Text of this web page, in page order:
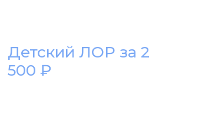
Детский ЛОР за 2
500 ₽